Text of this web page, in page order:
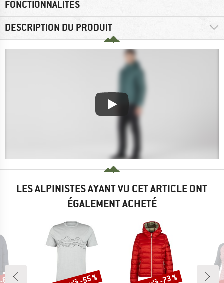
FONCTIONNALITÉS
DESCRIPTION DU PRODUIT
LES ALPINISTES AYANT VU CET ARTICLE ONT
ÉGALEMENT ACHETÉ
Remise Remise